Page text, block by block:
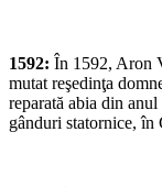
1592: În 1592, Aron
mutat reşedinţa
reparată abia din
gânduri statornice, în